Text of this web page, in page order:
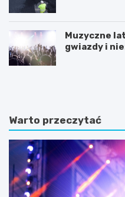
Muzyczne
gwiazdy i
K
k
:
B
ś
n
i
P
j
f
a
c
y
n
Warto przeczytać